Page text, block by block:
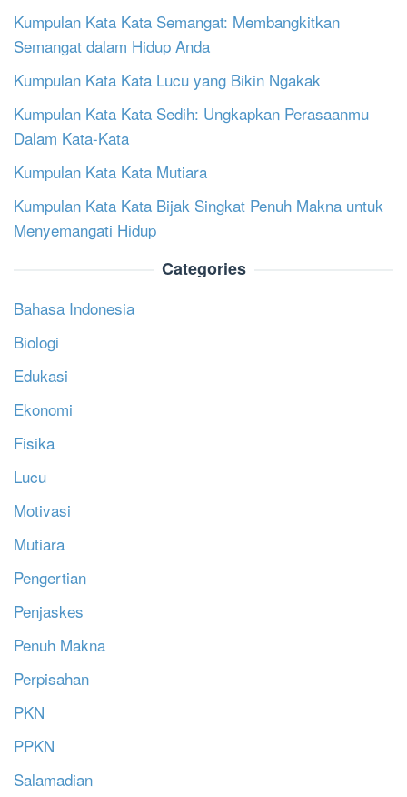
Kumpulan Kata Kata Semangat: Membangkitkan
Semangat dalam Hidup Anda
Kumpulan Kata Kata Lucu yang Bikin Ngakak
Kumpulan Kata Kata Sedih: Ungkapkan Perasaanmu
Dalam Kata-Kata
Kumpulan Kata Kata Mutiara
Kumpulan Kata Kata Bijak Singkat Penuh Makna untuk
Menyemangati Hidup
Categories
Bahasa Indonesia
Biologi
Edukasi
Ekonomi
Fisika
Lucu
Motivasi
Mutiara
Pengertian
Penjaskes
Penuh Makna
Perpisahan
PKN
PPKN
Salamadian